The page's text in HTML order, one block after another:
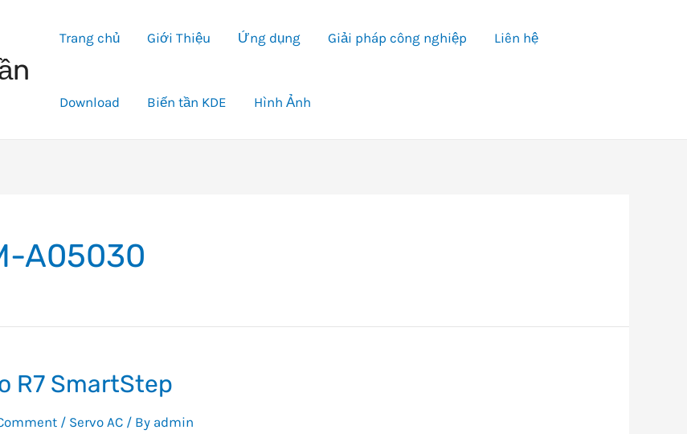
Trang chủ Giới Thiệu Ứng dụng Giải pháp công nghiệp Liên hệ
Download Biến tần KDE Hình Ảnh
A05030
R7 SmartStep
/ Servo AC / By admin